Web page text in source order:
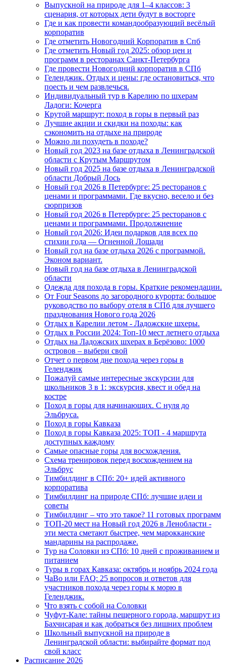
Выпускной на природе для 1–4 классов: 3
сценария, от которых дети будут в восторге
Где и как провести командообразующий весёлый
корпоратив
Где отметить Новогодний Корпоратив в Спб
Где отметить Новый год 2025: обзор цен и
программ в ресторанах Санкт-Петербурга
Где провести Новогодний корпоратив в СПб
Геленджик. Отдых и цены: где остановиться, что
поесть и чем развлечься.
Индивидуальный тур в Карелию по шхерам
Ладоги: Кочерга
Крутой маршрут: поход в горы в первый раз
Лучшие акции и скидки на походы: как
сэкономить на отдыхе на природе
Можно ли похудеть в походе?
Новый год 2023 на базе отдыха в Ленинградской
области с Крутым Маршрутом
Новый год 2025 на базе отдыха в Ленинградской
области Добрый Лось
Новый год 2026 в Петербурге: 25 ресторанов с
ценами и программами. Где вкусно, весело и без
сюрпризов
Новый год 2026 в Петербурге: 25 ресторанов с
ценами и программами. Продолжнение
Новый год 2026: Идеи подарков для всех по
стихии года — Огненной Лошади
Новый год на базе отдыха 2026 с программой.
Эконом вариант.
Новый год на базе отдыха в Ленинградской
области
Одежда для похода в горы. Краткие рекомендации.
От Four Seasons до загородного курорта: большое
руководство по выбору отеля в СПб для лучшего
празднования Нового года 2026
Отдых в Карелии летом - Ладожские шхеры.
Отдых в России 2024: Топ-10 мест летнего отдыха
Отдых на Ладожских шхерах в Берёзово: 1000
островов – выбери свой
Отчет о первом дне похода через горы в
Геленджик
Пожалуй самые интересные экскурсии для
школьников 3 в 1: экскурсия, квест и обед на
костре
Поход в горы для начинающих. С нуля до
Эльбруса.
Поход в горы Кавказа
Поход в горы Кавказа 2025: ТОП - 4 маршрута
доступных каждому
Самые опасные горы для восхождения.
Схема тренировок перед восхождением на
Эльбрус
Тимбилдинг в СПб: 20+ идей активного
корпоратива
Тимбилдинг на природе СПб: лучшие идеи и
советы
Тимбилдинг – что это такое? 11 готовых программ
ТОП-20 мест на Новый год 2026 в Ленобласти -
эти места сметают быстрее, чем марокканские
мандарины на распродаже.
Тур на Соловки из СПб: 10 дней с проживанием и
питанием
Туры в горах Кавказа: октябрь и ноябрь 2024 года
ЧаВо или FAQ: 25 вопросов и ответов для
участников похода через горы к морю в
Геленджик.
Что взять с собой на Соловки
Чуфут-Кале: тайны пещерного города, маршрут из
Бахчисарая и как добраться без лишних проблем
Школьный выпускной на природе в
Ленинградской области: выбирайте формат под
свой класс
Расписание 2026